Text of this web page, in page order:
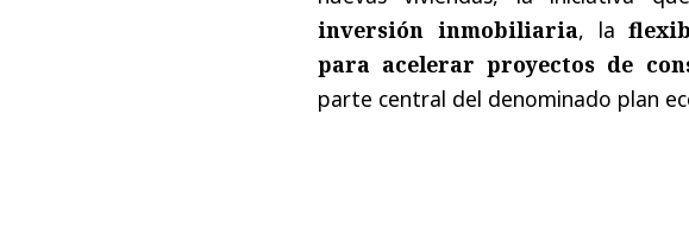
inversión inmobiliaria, la
para acelerar proyectos de
parte central del denominado plan